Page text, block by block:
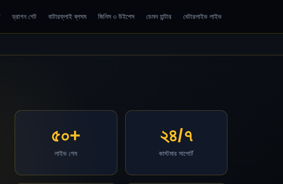
ড্রাগন গেট বাটারফ্লাই ব্লসম জিনিস ৩ উইশেস ডেমন হান্টার বেটারলাইভ লাইভ
৫০+
লাইভ গেম
২৪/৭
কাস্টমার সাপোর্ট